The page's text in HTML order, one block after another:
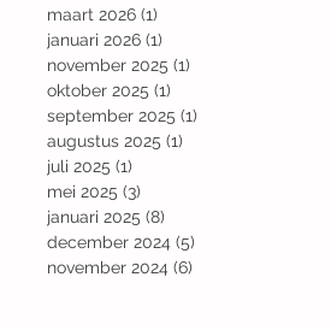
maart 2026 (1)
januari 2026 (1)
november 2025 (1)
oktober 2025 (1)
september 2025 (1)
augustus 2025 (1)
juli 2025 (1)
mei 2025 (3)
januari 2025 (8)
december 2024 (5)
november 2024 (6)